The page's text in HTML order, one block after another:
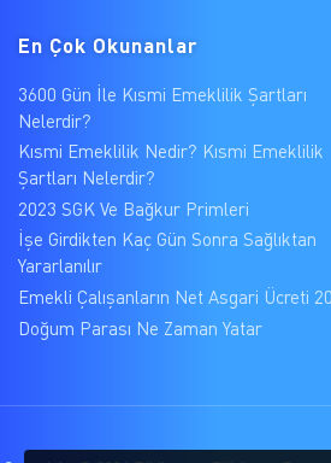
En Çok Okunanlar
3600 Gün İle Kısmi Emeklilik Şartları
Nelerdir?
Kısmi Emeklilik Nedir? Kısmi Emeklilik
Şartları Nelerdir?
2023 SGK Ve Bağkur Primleri
İşe Girdikten Kaç Gün Sonra Sağlıktan
Yararlanılır
Emekli Çalışanların Net Asgari Ücreti
Doğum Parası Ne Zaman Yatar